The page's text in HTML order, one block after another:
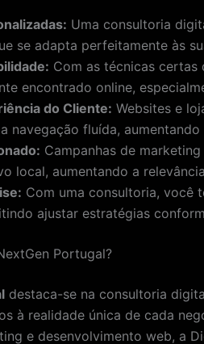
Uma consultoria
se adapta perfeitamente às
Com as técnicas certas
encontrado online,
do Cliente: Websites e
navegação fluída,
Campanhas de
local, aumentando a
Com uma consultoria, você
ajustar estratégias
Portugal?
destaca-se na consultoria
à realidade única de cada
e desenvolvimento web, a